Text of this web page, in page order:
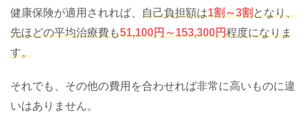
健康保険が適用されれば、 自己負担額は1割～3割となり、
先ほどの平均治療費も51,100円～153,300円程度になりま
す。
それでも、その他の費用を合わせれば非常に高いものに違
いはありません。